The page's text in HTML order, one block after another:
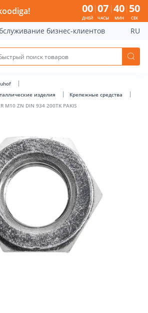
934 200TK PAKIS - Bauhof has loaded
00
ДНЕЙ
07
ЧАСЫ
40
МИН
49
СЕК
бизнес-клиентов RU
изделия
Крепежные средства
M10 ZN DIN 934 200TK PAKIS